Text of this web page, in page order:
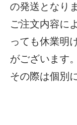
の発送となり
ご注文内容に
っても休業明
がございます。
その際は個別